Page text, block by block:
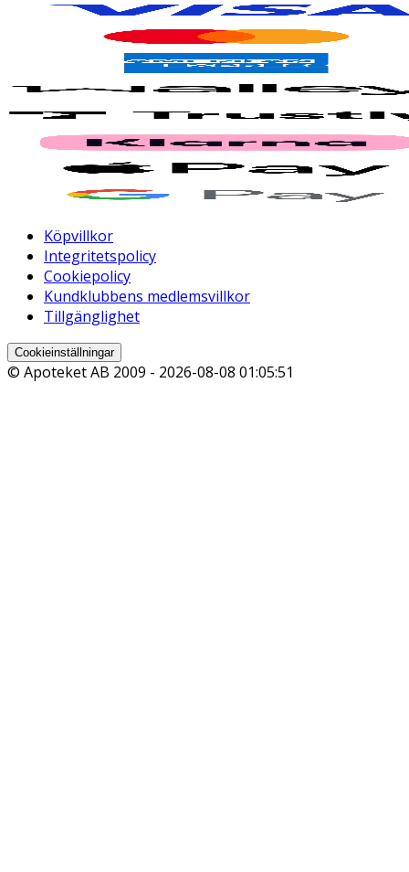
Köpvillkor
Integritetspolicy
Cookiepolicy
Kundklubbens medlemsvillkor
Tillgänglighet
Cookieinställningar
© Apoteket AB 2009 - 2026-08-08 01:05:51